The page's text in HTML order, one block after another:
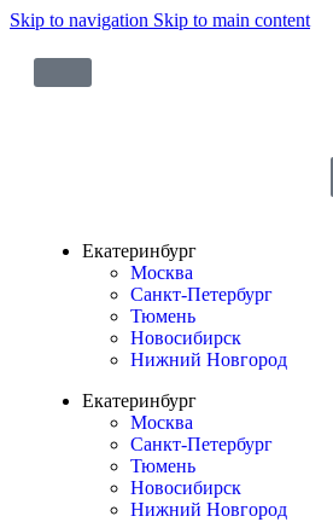
Skip to navigation Skip to main content
Екатеринбург
Москва
Санкт-Петербург
Тюмень
Новосибирск
Нижний Новгород
Екатеринбург
Москва
Санкт-Петербург
Тюмень
Новосибирск
Нижний Новгород